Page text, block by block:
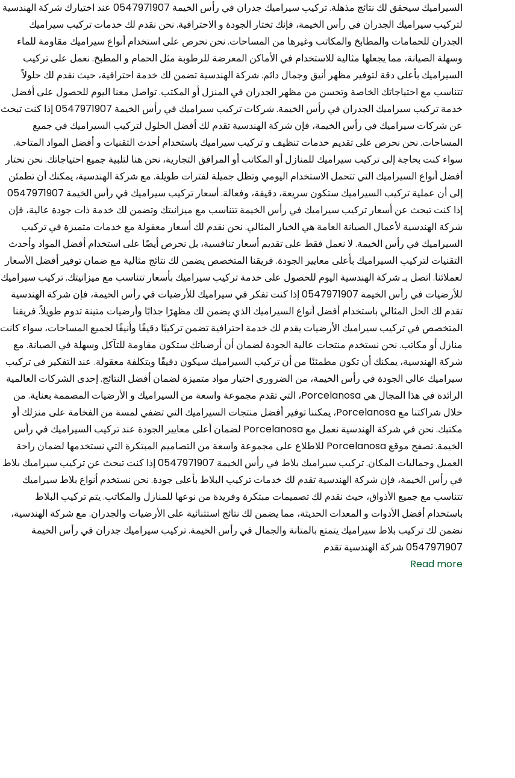
السيراميك سيحقق لك نتائج مذهلة. تركيب سيراميك جدران في رأس الخيمة 0547971907 عند اختيارك شركة الهندسية
لتركيب سيراميك الجدران في رأس الخيمة، فإنك تختار الجودة و الاحترافية. نحن نقدم لك خدمات تركيب سيراميك
الجدران للحمامات والمطابخ والمكاتب وغيرها من المساحات. نحن نحرص على استخدام أنواع سيراميك مقاومة للماء
وسهلة الصيانة، مما يجعلها مثالية للاستخدام في الأماكن المعرضة للرطوبة مثل الحمام و المطبخ. نعمل على تركيب
السيراميك بأعلى دقة لتوفير مظهر أنيق وجمال دائم. شركة الهندسية تضمن لك خدمة احترافية، حيث نقدم لك حلولاً
تتناسب مع احتياجاتك الخاصة وتحسن من مظهر الجدران في المنزل أو المكتب. تواصل معنا اليوم للحصول على أفضل
خدمة تركيب سيراميك الجدران في رأس الخيمة. شركات تركيب سيراميك في رأس الخيمة 0547971907 إذا كنت تبحث
عن شركات سيراميك في رأس الخيمة، فإن شركة الهندسية تقدم لك أفضل الحلول لتركيب السيراميك في جميع
المساحات. نحن نحرص على تقديم خدمات تنظيف و تركيب سيراميك باستخدام أحدث التقنيات و أفضل المواد المتاحة.
سواء كنت بحاجة إلى تركيب سيراميك للمنازل أو المكاتب أو المرافق التجارية، نحن هنا لتلبية جميع احتياجاتك. نحن نختار
أفضل أنواع السيراميك التي تتحمل الاستخدام اليومي وتظل جميلة لفترات طويلة. مع شركة الهندسية، يمكنك أن تطمئن
إلى أن عملية تركيب السيراميك ستكون سريعة، دقيقة، وفعالة. أسعار تركيب سيراميك في رأس الخيمة 0547971907
إذا كنت تبحث عن أسعار تركيب سيراميك في رأس الخيمة تتناسب مع ميزانيتك وتضمن لك خدمة ذات جودة عالية، فإن
شركة الهندسية لأعمال الصيانة العامة هي الخيار المثالي. نحن نقدم لك أسعار معقولة مع خدمات متميزة في تركيب
السيراميك في رأس الخيمة. لا نعمل فقط على تقديم أسعار تنافسية، بل نحرص أيضًا على استخدام أفضل المواد وأحدث
التقنيات لتركيب السيراميك بأعلى معايير الجودة. فريقنا المتخصص يضمن لك نتائج مثالية مع ضمان توفير أفضل الأسعار
لعملائنا. اتصل بـ شركة الهندسية اليوم للحصول على خدمة تركيب سيراميك بأسعار تتناسب مع ميزانيتك. تركيب سيراميك
للأرضيات في رأس الخيمة 0547971907 إذا كنت تفكر في سيراميك للأرضيات في رأس الخيمة، فإن شركة الهندسية
تقدم لك الحل المثالي باستخدام أفضل أنواع السيراميك الذي يضمن لك مظهرًا جذابًا وأرضيات متينة تدوم طويلاً. فريقنا
المتخصص في تركيب سيراميك الأرضيات يقدم لك خدمة احترافية تضمن تركيبًا دقيقًا وأنيقًا لجميع المساحات، سواء كانت
منازل أو مكاتب. نحن نستخدم منتجات عالية الجودة لضمان أن أرضياتك ستكون مقاومة للتآكل وسهلة في الصيانة. مع
شركة الهندسية، يمكنك أن تكون مطمئنًا من أن تركيب السيراميك سيكون دقيقًا وبتكلفة معقولة. عند التفكير في تركيب
سيراميك عالي الجودة في رأس الخيمة، من الضروري اختيار مواد متميزة لضمان أفضل النتائج. إحدى الشركات العالمية
الرائدة في هذا المجال هي Porcelanosa، التي تقدم مجموعة واسعة من السيراميك و الأرضيات المصممة بعناية. من
خلال شراكتنا مع Porcelanosa، يمكننا توفير أفضل منتجات السيراميك التي تضفي لمسة من الفخامة على منزلك أو
مكتبك. نحن في شركة الهندسية نعمل مع Porcelanosa لضمان أعلى معايير الجودة عند تركيب السيراميك في رأس
الخيمة. تصفح موقع Porcelanosa للاطلاع على مجموعة واسعة من التصاميم المبتكرة التي نستخدمها لضمان راحة
العميل وجماليات المكان. تركيب سيراميك بلاط في رأس الخيمة 0547971907 إذا كنت تبحث عن تركيب سيراميك بلاط
في رأس الخيمة، فإن شركة الهندسية تقدم لك خدمات تركيب البلاط بأعلى جودة. نحن نستخدم أنواع بلاط سيراميك
تتناسب مع جميع الأذواق، حيث نقدم لك تصميمات مبتكرة وفريدة من نوعها للمنازل والمكاتب. يتم تركيب البلاط
باستخدام أفضل الأدوات و المعدات الحديثة، مما يضمن لك نتائج استثنائية على الأرضيات والجدران. مع شركة الهندسية،
نضمن لك تركيب بلاط سيراميك يتمتع بالمتانة والجمال في رأس الخيمة. تركيب سيراميك جدران في رأس الخيمة
0547971907 شركة الهندسية تقدم
Read more